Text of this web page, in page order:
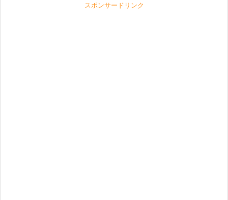
スポンサードリンク